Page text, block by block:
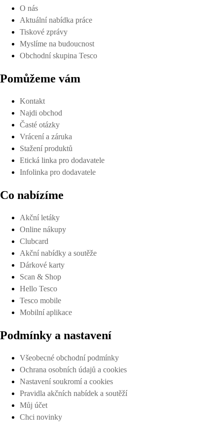
O nás
Aktuální nabídka práce
Tiskové zprávy
Myslíme na budoucnost
Obchodní skupina Tesco
Pomůžeme vám
Kontakt
Najdi obchod
Časté otázky
Vrácení a záruka
Stažení produktů
Etická linka pro dodavatele
Infolinka pro dodavatele
Co nabízíme
Akční letáky
Online nákupy
Clubcard
Akční nabídky a soutěže
Dárkové karty
Scan & Shop
Hello Tesco
Tesco mobile
Mobilní aplikace
Podmínky a nastavení
Všeobecné obchodní podmínky
Ochrana osobních údajů a cookies
Nastavení soukromí a cookies
Pravidla akčních nabídek a soutěží
Můj účet
Chci novinky